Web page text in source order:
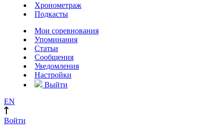
Хронометраж
Подкасты
Мои соревнования
Упоминания
Статьи
Сообщения
Уведомления
Настройки
Выйти
EN
Войти